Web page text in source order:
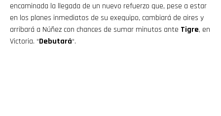
encaminada la llegada de un nuevo refuerzo que, pese a estar
en los planes inmediatos de su exequipo, cambiará de aires y
arribará a Núñez con chances de sumar minutos ante Tigre, en
Victoria. “Debutará“.